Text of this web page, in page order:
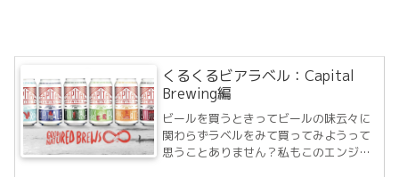
くるくるビアラベル：Capital
Brewing編
ビールを買うときってビールの味云々に
関わらずラベルをみて買ってみようって
思うことありません？私もこのエンジョ